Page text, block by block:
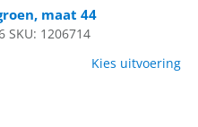
maat 44
SKU: 1206714
Kies uitvoering